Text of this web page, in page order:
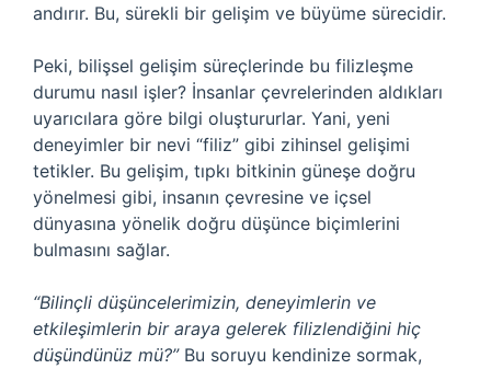
andırır. Bu, sürekli bir gelişim ve büyüme sürecidir.
Peki, bilişsel gelişim süreçlerinde bu filizleşme
durumu nasıl işler? İnsanlar çevrelerinden aldıkları
uyarıcılara göre bilgi oluştururlar. Yani, yeni
deneyimler bir nevi “filiz” gibi zihinsel gelişimi
tetikler. Bu gelişim, tıpkı bitkinin güneşe doğru
yönelmesi gibi, insanın çevresine ve içsel
dünyasına yönelik doğru düşünce biçimlerini
bulmasını sağlar.
“Bilinçli düşüncelerimizin, deneyimlerin ve
etkileşimlerin bir araya gelerek filizlendiğini hiç
düşündünüz mü?”Bu soruyu kendinize sormak,